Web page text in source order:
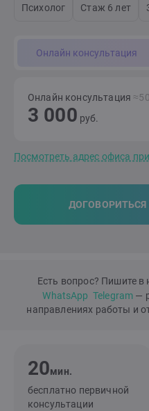
Психолог Стаж 6 лет
Онлайн консультация
Онлайн консультация
3 000 руб.
Посмотреть адрес офиса
ДОГОВОРИТЬСЯ
Есть вопрос? Пишите
WhatsApp Telegram —
направлениях работы и
20мин.
бесплатно первичной
консультации